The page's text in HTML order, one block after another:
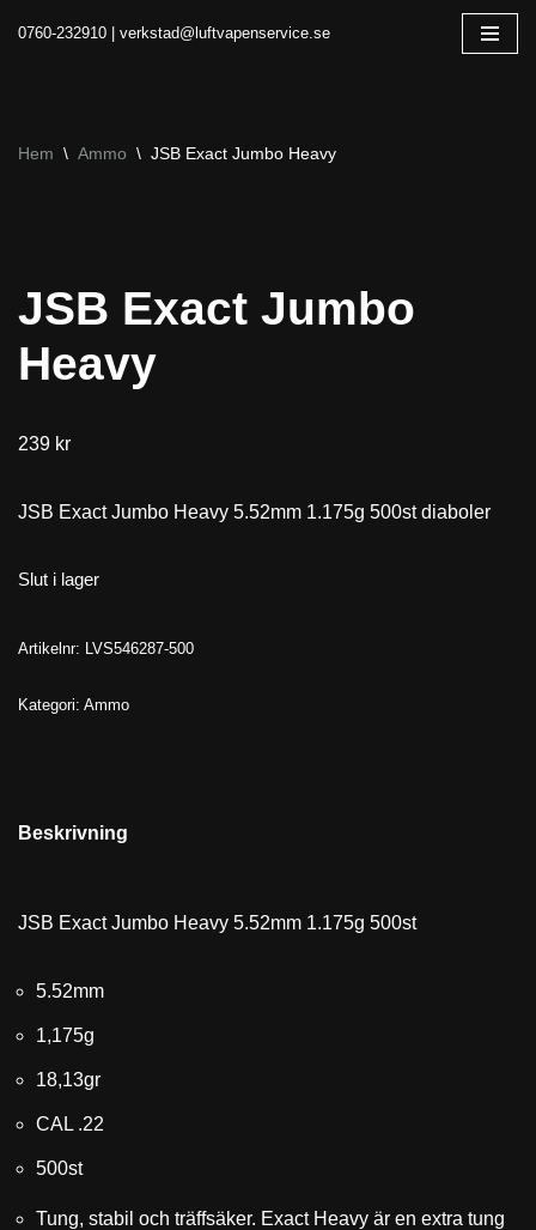
0760-232910 | verkstad@luftvapenservice.se
Hem \ Ammo \ JSB Exact Jumbo Heavy
JSB Exact Jumbo
Heavy
239 kr
JSB Exact Jumbo Heavy 5.52mm 1.175g 500st diaboler
Slut i lager
Artikelnr: LVS546287-500
Kategori: Ammo
Beskrivning
JSB Exact Jumbo Heavy 5.52mm 1.175g 500st
5.52mm
1,175g
18,13gr
CAL .22
500st
Tung, stabil och träffsäker. Exact Heavy är en extra tung